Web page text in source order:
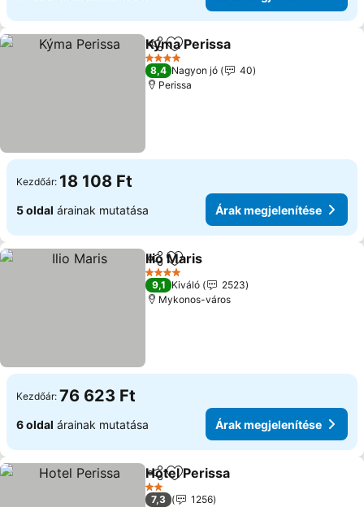
Megosztás
Hozzáadás a kedvencekhez
Kýma Perissa
4 Kategória
8,4 Nagyon jó
40
Perissa
Kezdőár: 18 108 Ft
5 oldal árainak mutatása Árak megjelenítése
MegosztásHozzáadás a kedvencekhez
Ilio Maris
4 Kategória
9,1 Kiváló
2523
Mykonos-város
Kezdőár: 76 623 Ft
6 oldal árainak mutatása Árak megjelenítése
Megosztás
Hozzáadás a kedvencekhez
Hotel Perissa
2 Kategória
7,3
1256